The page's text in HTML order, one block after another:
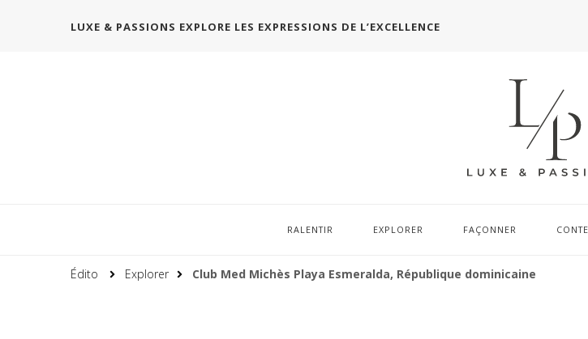
LUXE & PASSIONS EXPLORE LES EXPRESSIONS DE L’EXCELLENCE
RALENTIR EXPLORER FAÇONNER
Édito Explorer Club Med Michès Playa Esmeralda, République dominicaine